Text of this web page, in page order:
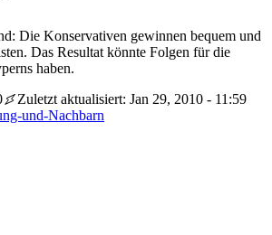
Die Konservativen gewinnen bequem und
Das Resultat könnte Folgen für die
haben.
Zuletzt aktualisiert: Jan 29, 2010 - 11:59
und-Nachbarn